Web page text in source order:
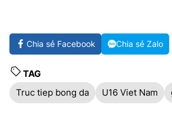
Chia sẻ Facebook Chia sẻ Zalo
TAG
​​​​​​​​​​​​​​Truc tiep bong da
U16 Viet Nam